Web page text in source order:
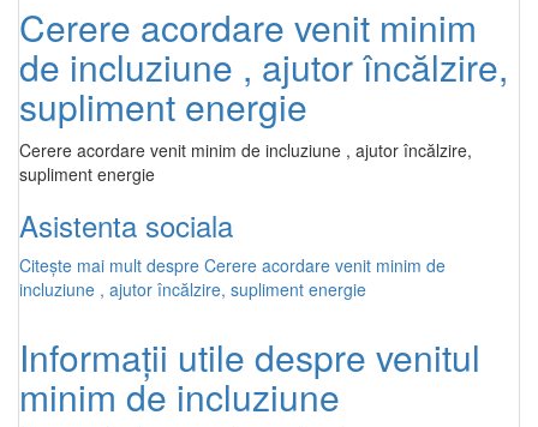
Cerere acordare venit minim
de incluziune , ajutor încălzire,
supliment energie
Cerere acordare venit minim de incluziune , ajutor încălzire,
supliment energie
Asistenta sociala
Citește mai mult despre Cerere acordare venit minim de
incluziune , ajutor încălzire, supliment energie
Informații utile despre venitul
minim de incluziune